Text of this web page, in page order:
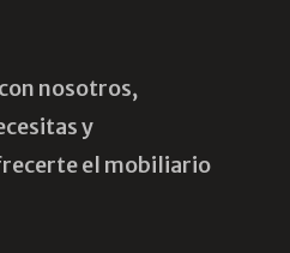
nosotros,
y
el mobiliario